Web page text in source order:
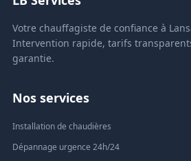
Votre chauffagiste de confiance à
Intervention rapide, tarifs
garantie.
Nos services
Installation de chaudières
Dépannage urgence 24h/24